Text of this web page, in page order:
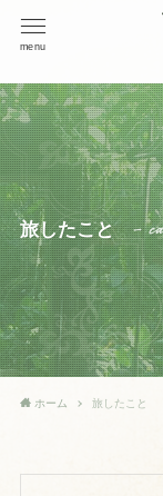
menu
旅したこと –
ホーム 旅したこと